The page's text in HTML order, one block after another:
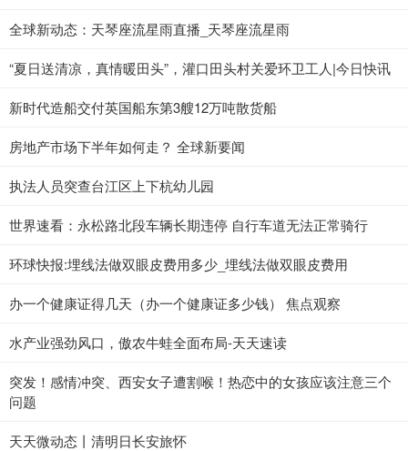
全球新动态：天琴座流星雨直播_天琴座流星雨
“夏日送清凉，真情暖田头”，灌口田头村关爱环卫工人|今日快讯
新时代造船交付英国船东第3艘12万吨散货船
房地产市场下半年如何走？ 全球新要闻
执法人员突查台江区上下杭幼儿园
世界速看：永松路北段车辆长期违停 自行车道无法正常骑行
环球快报:埋线法做双眼皮费用多少_埋线法做双眼皮费用
办一个健康证得几天（办一个健康证多少钱） 焦点观察
水产业强劲风口，傲农牛蛙全面布局-天天速读
突发！感情冲突、西安女子遭割喉！热恋中的女孩应该注意三个
问题
天天微动态丨清明日长安旅怀